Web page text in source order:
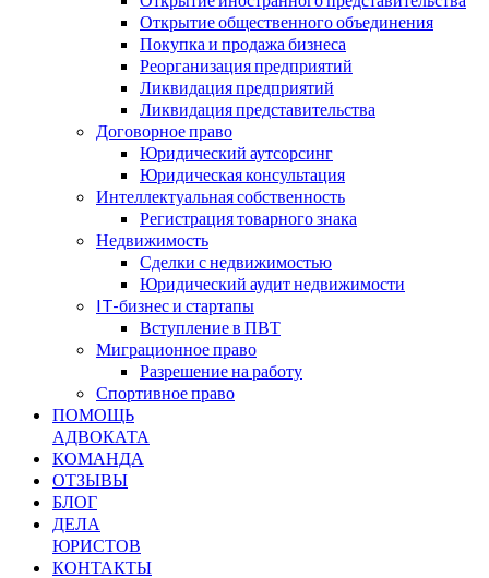
Открытие общественного объединения
Покупка и продажа бизнеса
Реорганизация предприятий
Ликвидация предприятий
Ликвидация представительства
Договорное право
Юридический аутсорсинг
Юридическая консультация
Интеллектуальная собственность
Регистрация товарного знака
Недвижимость
Сделки с недвижимостью
Юридический аудит недвижимости
IT-бизнес и стартапы
Вступление в ПВТ
Миграционное право
Разрешение на работу
Спортивное право
ПОМОЩЬ
АДВОКАТА
КОМАНДА
ОТЗЫВЫ
БЛОГ
ДЕЛА
ЮРИСТОВ
КОНТАКТЫ